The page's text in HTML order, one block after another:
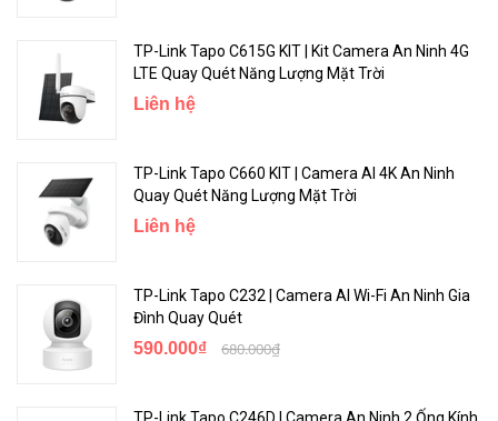
TP-Link Tapo C615G KIT | Kit Camera An Ninh 4G
LTE Quay Quét Năng Lượng Mặt Trời
Liên hệ
TP-Link Tapo C660 KIT | Camera AI 4K An Ninh
Quay Quét Năng Lượng Mặt Trời
Liên hệ
TP-Link Tapo C232 | Camera AI Wi-Fi An Ninh Gia
Đình Quay Quét
590.000₫ 680.000₫